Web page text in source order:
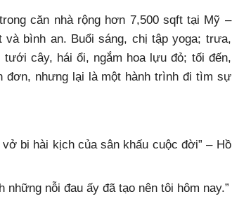
căn nhà rộng hơn 7,500 sqft tại Mỹ –
bình an. Buổi sáng, chị tập yoga; trưa,
cây, hái ổi, ngắm hoa lựu đỏ; tối đến,
đơn, nhưng lại là một hành trình đi tìm sự
bi hài kịch của sân khấu cuộc đời” – Hồ
nỗi đau ấy đã tạo nên tôi hôm nay.”